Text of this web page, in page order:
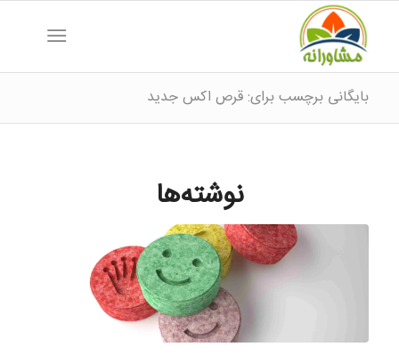
بایگانی برچسب برای: قرص اکس جدید
نوشته‌ها